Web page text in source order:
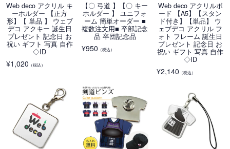
Web deco アクリル キ
ーホルダー 【正方
形】【 単品 】 ウェブ
デコ アクキー 誕生日
プレゼント 記念日 お
祝い ギフト 写真 自作
◇ID
¥1,020 （税込）
【〇 弓道 】【〇 キー
ホルダー 】 ユニフォ
ーム 簡単オーダー ■
複数注文用■ 卒部記念
品 卒団記念品
¥950 （税込）
Web deco アクリルボ
ード 【A5】【スタン
ド付き】【単品】 ウ
ェブデコ アクリル フ
ォト フレーム 誕生日
プレゼント 記念日 お
祝い ギフト 写真 自作
◇ID
¥2,140 （税込）